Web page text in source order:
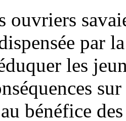
ouvriers
par
les
bénéfice